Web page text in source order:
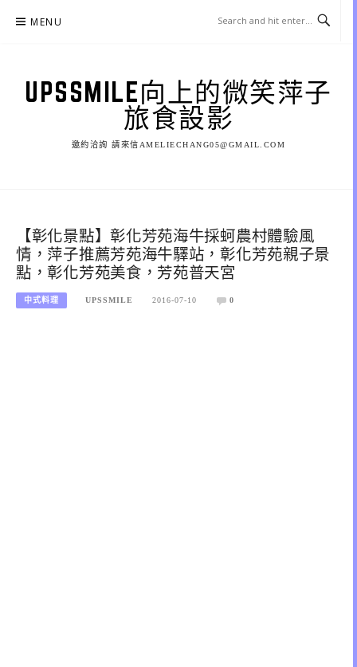
MENU
UPSSMILE向上的微笑萍子
旅食設影
邀約洽詢 請來信AMELIECHANG05@GMAIL.COM
【彰化景點】彰化芳苑海牛採蚵農村體驗風
情，萍子推薦芳苑海牛驛站，彰化芳苑親子景
點，彰化芳苑美食，芳苑普天宮
中式料理 UPSSMILE 2016-07-10 0